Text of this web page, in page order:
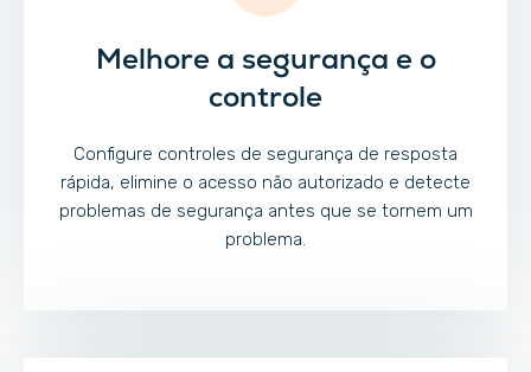
Melhore a segurança e o
controle
Configure controles de segurança de resposta
rápida, elimine o acesso não autorizado e detecte
problemas de segurança antes que se tornem um
problema.